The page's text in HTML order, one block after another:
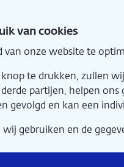
van cookies
van onze website te
knop te drukken, zullen
partijen, helpen
gevolgd en kan een
wij gebruiken en de